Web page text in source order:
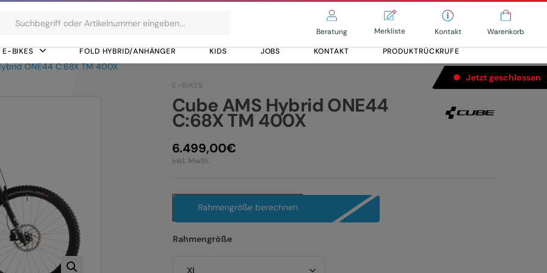
Beratung Merkliste Kontakt
Warenkorb
Alle entdecken
E-BIKES
Alle entdecken
FOLD HYBRID/ANHÄNGER KIDS JOBS KONTAKT PRODUKTRÜCKRUFE
Jetzt geschlossen
ONE44 C:68X TM 400X
E-BIKES
Cube AMS Hybrid ONE44
C:68X TM 400X
6.499,00€
inkl. MwSt.
Rahmengröße berechnen
Rahmengröße